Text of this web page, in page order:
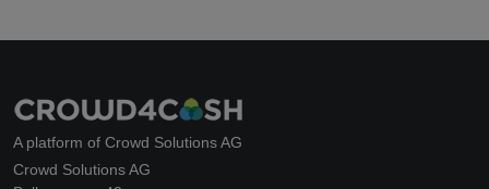
A platform of Crowd Solutions AG
Crowd Solutions AG